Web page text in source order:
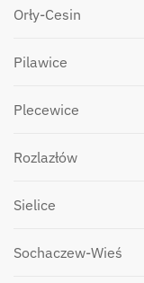
Orły-Cesin
Pilawice
Plecewice
Rozlazłów
Sielice
Sochaczew-Wieś